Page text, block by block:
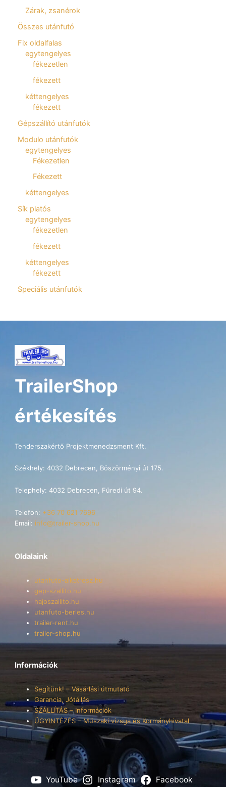
Zárak, zsanérok
Összes utánfutó
Fix oldalfalas
egytengelyes
fékezetlen
fékezett
kéttengelyes
fékezett
Gépszállító utánfutók
Modulo utánfutók
egytengelyes
Fékezetlen
Fékezett
kéttengelyes
Sík platós
egytengelyes
fékezetlen
fékezett
kéttengelyes
fékezett
Speciális utánfutók
TrailerShop
értékesítés
Tenderszakértő Projektmenedzsment Kft.
Székhely: 4032 Debrecen, Böszörményi út 175.
Telephely: 4032 Debrecen, Füredi út 94.
Telefon: +36 70 621 7696
Email: info@trailer-shop.hu
Oldalaink
utanfuto-alkatresz.hu
gep-szallito.hu
hajoszallito.hu
utanfuto-berles.hu
trailer-rent.hu
trailer-shop.hu
Információk
Segítünk! – Vásárlási útmutató
Garancia, Jótállás
SZÁLLÍTÁS – Információk
ÜGYINTÉZÉS – Műszaki vizsga és Kormányhivatal
YouTube Instagram
Facebook